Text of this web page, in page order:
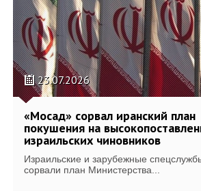
23.07.2026
«Мосад» сорвал иранский план
покушения на
израильских чиновников
Израильские и зарубежные
сорвали план Министерства...